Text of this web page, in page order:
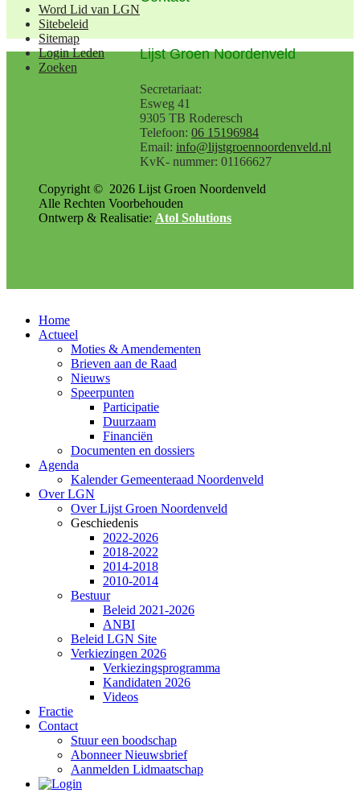
Word Lid van LGN
Sitebeleid
Sitemap
Login Leden
Zoeken
Lijst Groen Noordenveld
Secretariaat:
Esweg 41
9305 TB Roderesch
Telefoon: 06 15196984
Email: info@lijstgroennoordenveld.nl
KvK- nummer: 01166627
Copyright © 2026 Lijst Groen Noordenveld
Alle Rechten Voorbehouden
Ontwerp & Realisatie: Atol Solutions
Home
Actueel
Moties & Amendementen
Brieven aan de Raad
Nieuws
Speerpunten
Participatie
Duurzaam
Financiën
Documenten en dossiers
Agenda
Kalender Gemeenteraad Noordenveld
Over LGN
Over Lijst Groen Noordenveld
Geschiedenis
2022-2026
2018-2022
2014-2018
2010-2014
Bestuur
Beleid 2021-2026
ANBI
Beleid LGN Site
Verkiezingen 2026
Verkiezingsprogramma
Kandidaten 2026
Videos
Fractie
Contact
Stuur een boodschap
Abonneer Nieuwsbrief
Aanmelden Lidmaatschap